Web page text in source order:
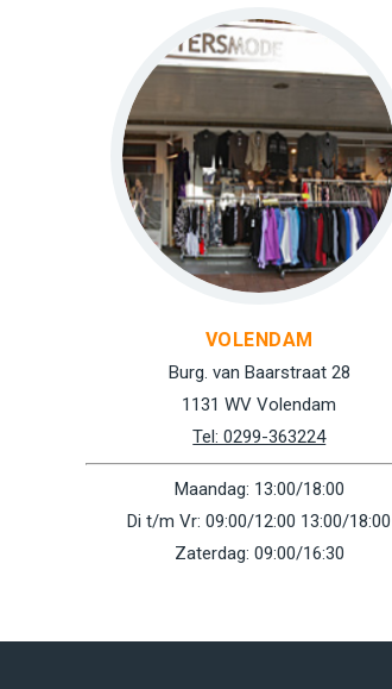
VOLENDAM
Burg. van Baarstraat 28
1131 WV Volendam
Tel: 0299-363224
Maandag: 13:00/18:00
Di t/m Vr: 09:00/12:00 13:00/18:00
Zaterdag: 09:00/16:30